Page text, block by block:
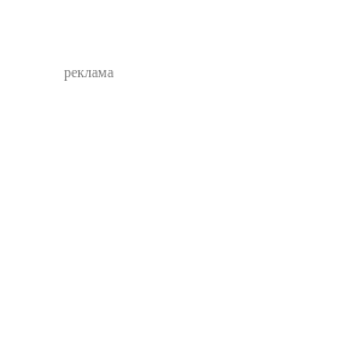
реклама